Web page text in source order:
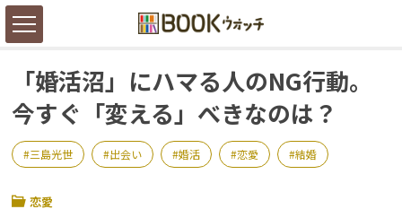
「婚活沼」にハマる人のNG行動。
今すぐ「変える」べきなのは？
三島光世 出会い 婚活 恋愛 結婚
恋愛